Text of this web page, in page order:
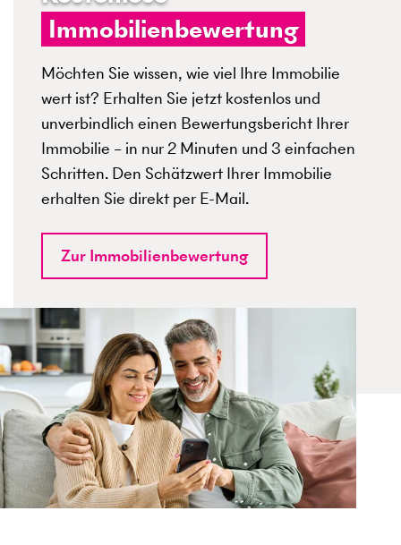
Immobilienbewertung
Möchten Sie wissen, wie viel Ihre Immobilie
wert ist? Erhalten Sie jetzt kostenlos und
unverbindlich einen Bewertungsbericht Ihrer
Immobilie – in nur 2 Minuten und 3 einfachen
Schritten. Den Schätzwert Ihrer Immobilie
erhalten Sie direkt per E-Mail.
Zur Immobilienbewertung